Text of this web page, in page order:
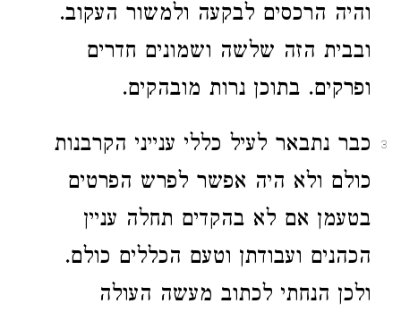
והיה הרכסים לבקעה ולמשור העקוב.
ובבית הזה שלשה ושמונים חדרים
ופרקים. בתוכן נרות מובהקים.
3
כבר נתבאר לעיל כללי ענייני הקרבנות
כולם ולא היה אפשר לפרש הפרטים
בטעמן אם לא בהקדים תחלה עניין
הכהנים ועבודתן וטעם הכללים כולם.
ולכן הנחתי לכתוב מעשה העולה